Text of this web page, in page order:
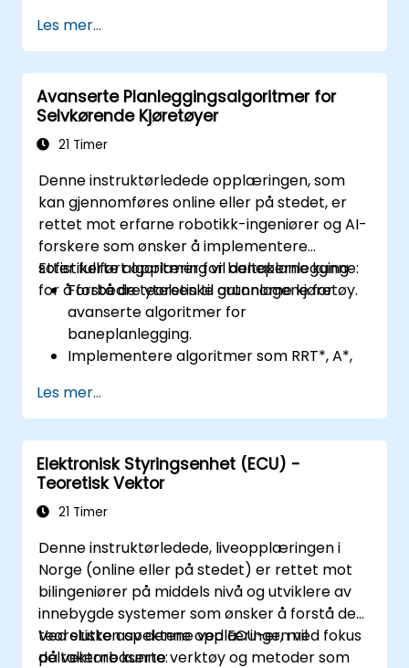
CAN- og LIN-nettverk.
Analyser data og utfør diagnostikk på
ECUer.
Lag testsaker og automatiser
testarbeidsflyter.
Kalibrer og optimaliser ECUer ved hjelp av
Les mer...
Avanserte Planleggingsalgoritmer for
Selvkørende Kjøretøyer
21 Timer
Denne instruktørledede opplæringen, som
kan gjennomføres online eller på stedet, er
rettet mot erfarne robotikk-ingeniører og AI-
forskere som ønsker å implementere
sofistikerte algoritmer for baneplanlegging
for å forbedre ytelsen til autonome kjøretøy.
Etter fullført opplæring vil deltakerne kunne:
Forstå de teoretiske grunnlagene for
avanserte algoritmer for
baneplanlegging.
Implementere algoritmer som RRT*, A*,
Optimalisere baneplanlegging for
unngåelse av hindringer og dynamiske
miljøer.
Integrere algoritmer for baneplanlegging
med sensordata for økt nøyaktighet.
Evaluere ytelsen til ulike algoritmer i
Les mer...
Elektronisk Styringsenhet (ECU) -
Teoretisk Vektor
21 Timer
Denne instruktørledede, liveopplæringen i
Norge (online eller på stedet) er rettet mot
bilingeniører på middels nivå og utviklere av
innebygde systemer som ønsker å forstå de
teoretiske aspektene ved ECU-er, med fokus
på vektorbaserte verktøy og metoder som
Ved slutten av denne opplæringen vil
deltakerne kunne: